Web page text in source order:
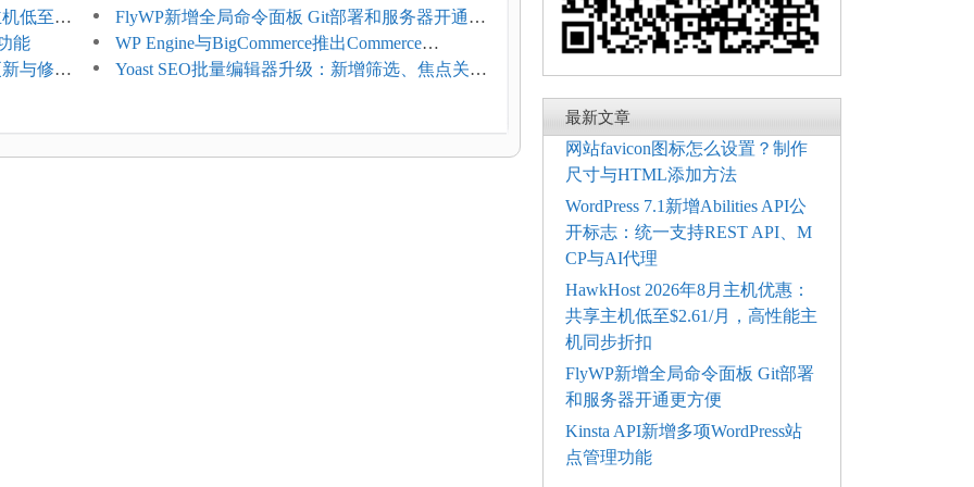
持REST API、MCP与AI代理
低至
FlyWP新增全局命令面板 Git部署和服务器开通更
方便
能
WP Engine与BigCommerce推出Commerce
Connect：WordPress商店可保留前台体验并扩展电
新与修
Yoast SEO批量编辑器升级：新增筛选、焦点关键
最新文章
网站favicon图标怎么设置？制作
尺寸与HTML添加方法
WordPress 7.1新增Abilities API公
开标志：统一支持REST API、M
CP与AI代理
HawkHost 2026年8月主机优惠：
共享主机低至$2.61/月，高性能主
机同步折扣
FlyWP新增全局命令面板 Git部署
和服务器开通更方便
Kinsta API新增多项WordPress站
点管理功能